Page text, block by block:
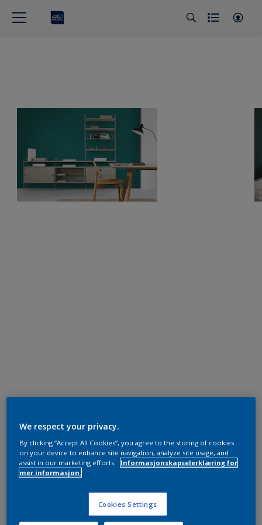
We respect your privacy.
By clicking “Accept All Cookies”, you agree to the storing of cookies
on your device to enhance site navigation, analyze site usage, and
assist in our marketing efforts.
Informasjonskapselerklæring for
mer informasjon.
Cookies Settings